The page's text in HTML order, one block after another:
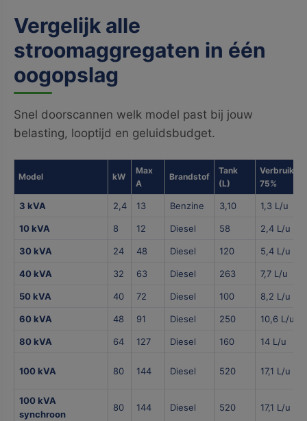
Vergelijk alle
stroomaggregaten in één
oogopslag
Snel doorscannen welk model past bij jouw
belasting, looptijd en geluidsbudget.
Model kW
Max
A
Brandstof
Tank
(L)
Verbruik
75%
3 kVA 2,4 13 Benzine 3,10 1,3 L/u
10 kVA 8 12 Diesel 58 2,4 L/u
30 kVA 24 48 Diesel 120 5,4 L/u
40 kVA 32 63 Diesel 263 7,7 L/u
50 kVA 40 72 Diesel 100 8,2 L/u
60 kVA 48 91 Diesel 250 10,6 L/u
80 kVA 64 127 Diesel 160 14 L/u
100 kVA 80 144 Diesel 520 17,1 L/u
100 kVA
synchroon
80 144 Diesel 520 17,1 L/u